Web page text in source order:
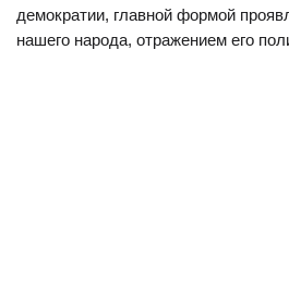
демократии, главной формой
нашего народа, отражением его